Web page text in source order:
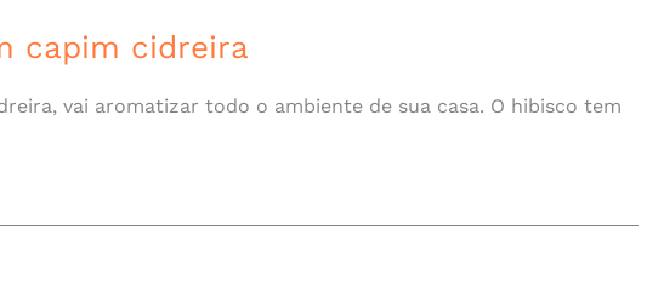
capim cidreira
vai aromatizar todo o ambiente de sua casa. O hibisco tem